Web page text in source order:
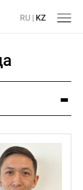
RU | KZ